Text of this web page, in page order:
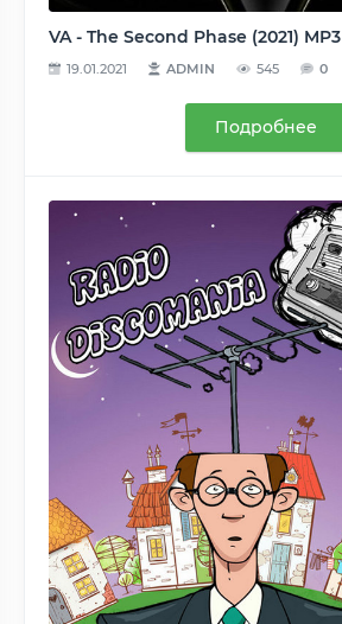
VA - The Second Phase (2021) MP3
19.01.2021 ADMIN 545 0
Подробнее